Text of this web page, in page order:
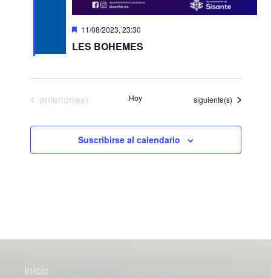
LES BOHEMES
D
s
c
d
o
11/08/2023, 23:30
Eventos
anterior(es) Hoy Eventos
siguiente(s)
Suscribirse al calendario
Inicio